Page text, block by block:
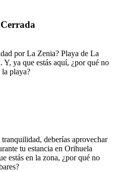
por La Zenia? Playa de La
Y, ya que estás aquí, ¿por qué no
la playa?
deberías aprovechar
tu estancia en Orihuela
estás en la zona, ¿por qué no